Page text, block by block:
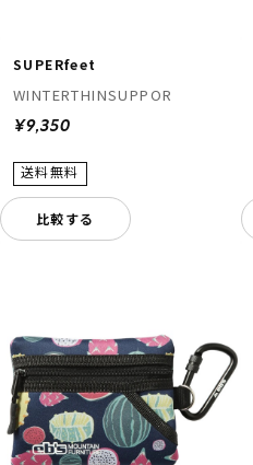
SUPERfeet
WINTERTHINSUPPOR
¥9,350
比較する